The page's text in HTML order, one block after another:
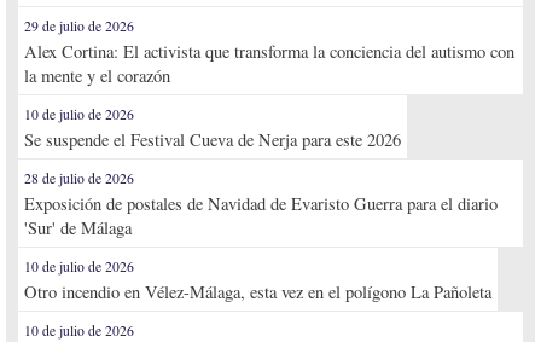
29 de julio de 2026
Alex Cortina: El activista que transforma la conciencia del autismo con
la mente y el corazón
10 de julio de 2026
Se suspende el Festival Cueva de Nerja para este 2026
28 de julio de 2026
Exposición de postales de Navidad de Evaristo Guerra para el diario
'Sur' de Málaga
10 de julio de 2026
Otro incendio en Vélez-Málaga, esta vez en el polígono La Pañoleta
10 de julio de 2026